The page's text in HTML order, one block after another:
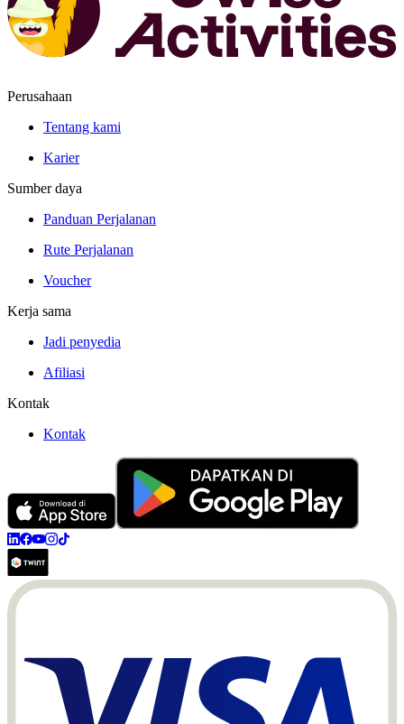
Perusahaan
Tentang kami
Karier
Sumber daya
Panduan Perjalanan
Rute Perjalanan
Voucher
Kerja sama
Jadi penyedia
Afiliasi
Kontak
Kontak